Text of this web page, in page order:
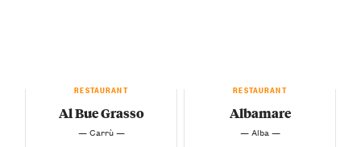
RESTAURANT
Al Bue Grasso
— Carrù —
RESTAURANT
Albamare
— Alba —